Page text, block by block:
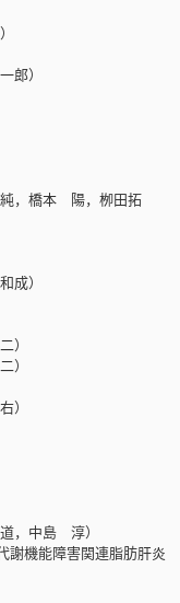
）
，橋本 陽，栁田拓
成）
）
）
）
，中島 淳）
謝機能障害関連脂肪肝炎